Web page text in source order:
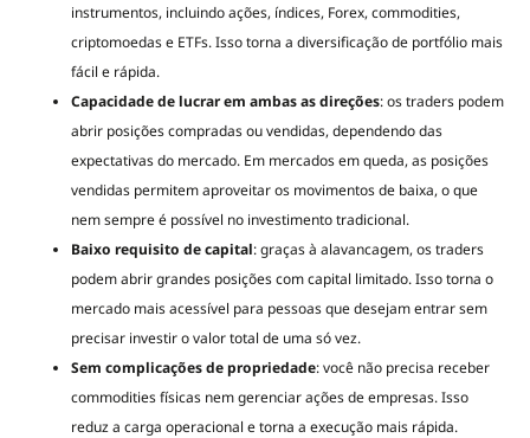
instrumentos, incluindo ações, índices, Forex, commodities,
criptomoedas e ETFs. Isso torna a diversificação de portfólio mais
fácil e rápida.
Capacidade de lucrar em ambas as direções: os traders podem
abrir posições compradas ou vendidas, dependendo das
expectativas do mercado. Em mercados em queda, as posições
vendidas permitem aproveitar os movimentos de baixa, o que
nem sempre é possível no investimento tradicional.
Baixo requisito de capital: graças à alavancagem, os traders
podem abrir grandes posições com capital limitado. Isso torna o
mercado mais acessível para pessoas que desejam entrar sem
precisar investir o valor total de uma só vez.
Sem complicações de propriedade: você não precisa receber
commodities físicas nem gerenciar ações de empresas. Isso
reduz a carga operacional e torna a execução mais rápida.